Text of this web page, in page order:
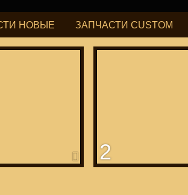
НОВЫЕ ЗАПЧАСТИ CUSTOM
2
РУБ USD